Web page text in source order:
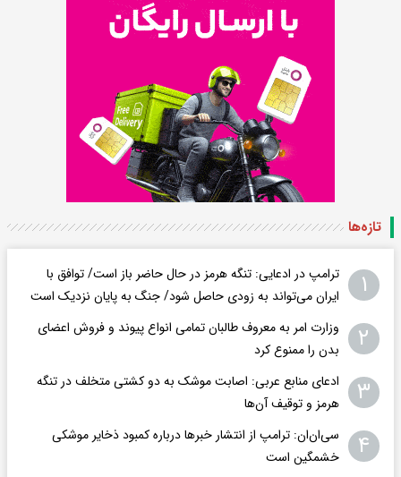
تازه‌ها
۱
ترامپ در ادعایی: تنگه هرمز در حال حاضر باز است/ توافق با
ایران می‌تواند به‌ زودی حاصل شود/ جنگ به پایان نزدیک است
۲
وزارت امر به معروف طالبان تمامی انواع پیوند و فروش اعضای
بدن را ممنوع کرد
۳
ادعای منابع عربی: اصابت موشک به دو کشتی متخلف در تنگه
هرمز و توقیف آن‌ها
۴
سی‌ان‌ان: ترامپ از انتشار خبرها درباره کمبود ذخایر موشکی
خشمگین است